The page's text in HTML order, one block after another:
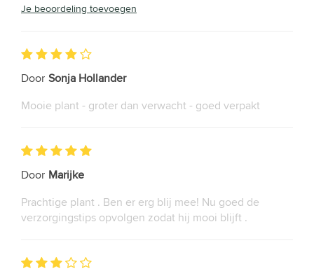
Je beoordeling toevoegen
Door Sonja Hollander
Mooie plant - groter dan verwacht - goed verpakt
Door Marijke
Prachtige plant . Ben er erg blij mee! Nu goed de
verzorgingstips opvolgen zodat hij mooi blijft .